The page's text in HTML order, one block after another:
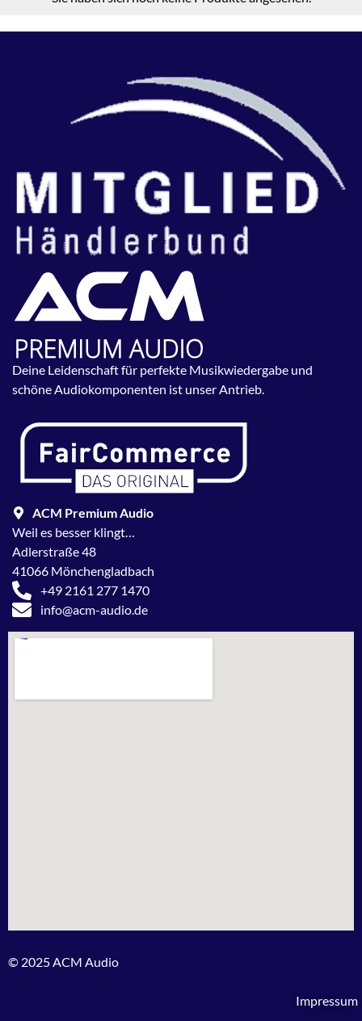
Deine Leidenschaft für perfekte Musikwiedergabe und
schöne Audiokomponenten ist unser Antrieb.
ACM Premium Audio
Weil es besser klingt…
Adlerstraße 48
41066 Mönchengladbach
+49 2161 277 1470
info@acm-audio.de
© 2025 ACM Audio
Impressum